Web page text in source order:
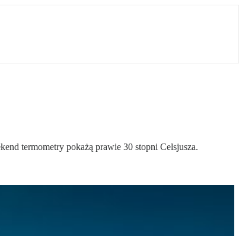
termometry pokażą prawie 30 stopni Celsjusza.